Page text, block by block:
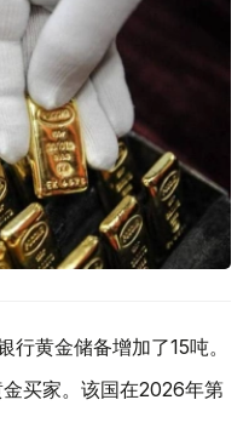
黄金储备增加了15吨。
买家。该国在2026年第